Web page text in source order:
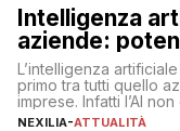
Intelligenza
aziende:
L’intelligenza
primo tra tutti quello
imprese. Infatti l’AI
realtà operativa che
NEXILIA-ATTUALITÀ